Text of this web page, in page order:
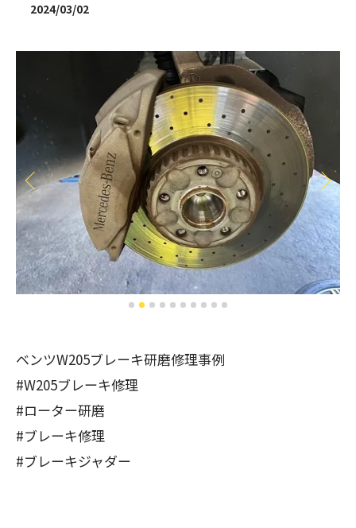
2024/03/02
ベンツW205ブレーキ研磨修理事例
#W205ブレーキ修理
#ローター研磨
#ブレーキ修理
#ブレーキジャダー